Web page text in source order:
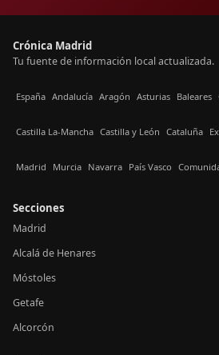
Crónica Madrid
Tu fuente de información local actualizada.
España Andalucía Aragón Asturias Baleares
Castilla La-Mancha Castilla y León Cataluña
Madrid Murcia Navarra País Vasco
Secciones
Madrid
Alcalá de Henares
Móstoles
Getafe
Alcorcón